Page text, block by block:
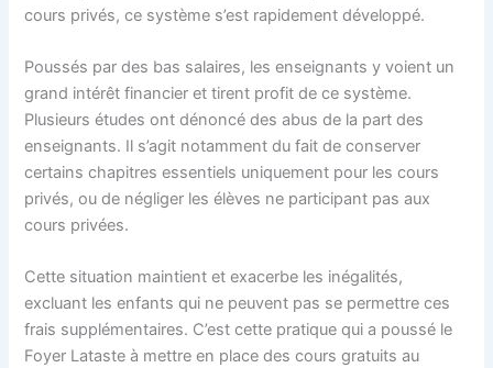
cours privés, ce système s’est rapidement développé.
Poussés par des bas salaires, les enseignants y voient un
grand intérêt financier et tirent profit de ce système.
Plusieurs études ont dénoncé des abus de la part des
enseignants. Il s’agit notamment du fait de conserver
certains chapitres essentiels uniquement pour les cours
privés, ou de négliger les élèves ne participant pas aux
cours privées.
Cette situation maintient et exacerbe les inégalités,
excluant les enfants qui ne peuvent pas se permettre ces
frais supplémentaires. C’est cette pratique qui a poussé le
Foyer Lataste à mettre en place des cours gratuits au